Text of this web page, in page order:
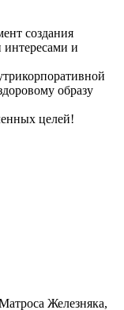
создания
и
образу
целей!
Железняка,